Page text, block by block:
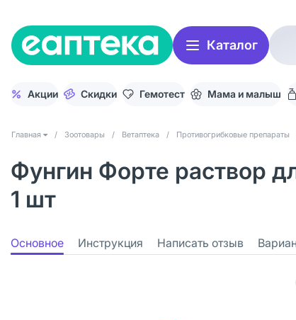
Каталог
Акции Скидки Гемотест Мама и малыш
Главная / Зоотовары / Ветаптека / Противогрибковые препараты
Фунгин Форте раствор
1 шт
Основное Инструкция Написать отзыв